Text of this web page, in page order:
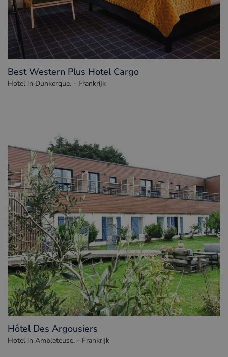
Best Western Plus Hotel Cargo
Hotel in Dunkerque. - Frankrijk
Hôtel Des Argousiers
Hotel in Ambleteuse. - Frankrijk